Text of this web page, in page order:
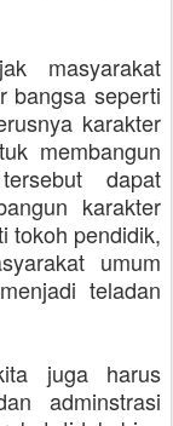
masyarakat
bangsa seperti
karakter
membangun
dapat
karakter
tokoh pendidik,
umum
teladan
juga harus
adminstrasi